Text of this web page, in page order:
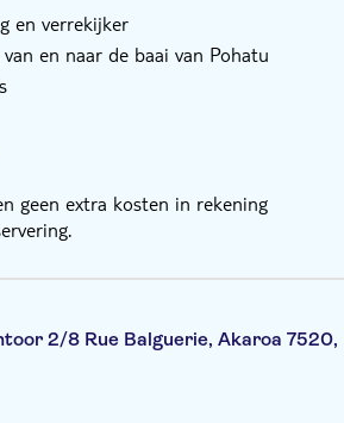
kleding te dragen
en verrekijker
en naar de baai van Pohatu
geen extra kosten in rekening
2/8 Rue Balguerie, Akaroa 7520,